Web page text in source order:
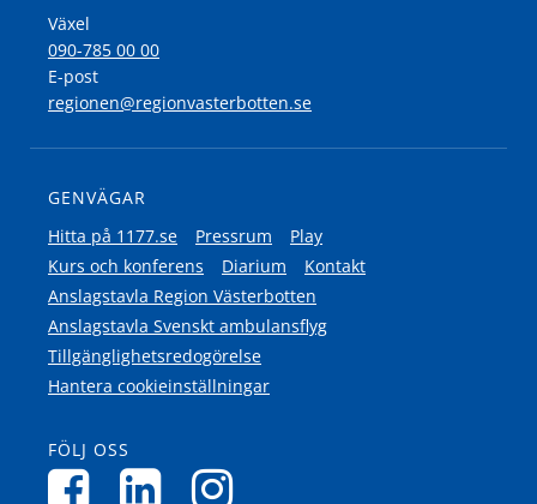
Växel
090-785 00 00
E-post
regionen@regionvasterbotten.se
GENVÄGAR
Hitta på 1177.se
Pressrum
Play
Kurs och konferens
Diarium
Kontakt
Anslagstavla Region Västerbotten
Anslagstavla Svenskt ambulansflyg
Tillgänglighetsredogörelse
Hantera cookieinställningar
FÖLJ OSS